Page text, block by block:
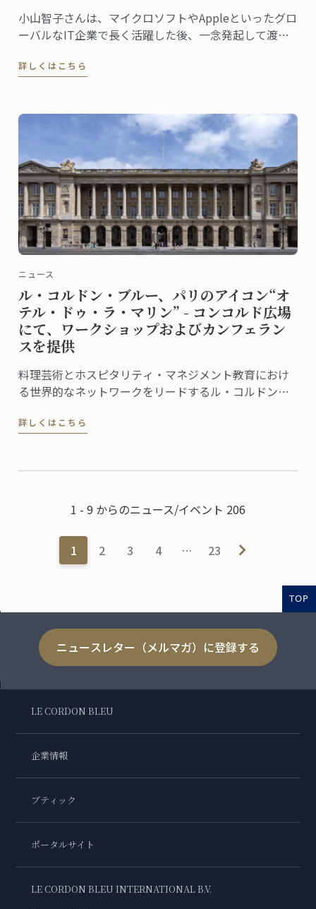
小山智子さんは、マイクロソフトやAppleといったグロ
ーバルなIT企業で長く活躍した後、一念発起して渡
た。
詳しくはこちら
ニュース
ル・コルドン・ブルー、パリのアイコン“オ
テル・ドゥ・ラ・マリン” - コンコルド広場
にて、ワークショップおよびカンフェラン
スを提供
料理芸術とホスピタリティ・マネジメント教育におけ
る世界的なネットワークをリードするル・コルドン・
des Monuments Nationaux, CMN）より、パリのオテ
詳しくはこちら
1 - 9 からのニュース/イベント 206
1 2 3 4 … 23
TOP
ニュースレター（メルマガ）に登録する
LE CORDON BLEU
企業情報
ブティック
ポータルサイト
LE CORDON BLEU INTERNATIONAL B.V.